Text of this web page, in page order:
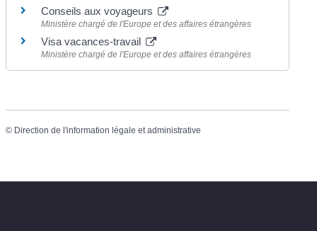
Conseils aux voyageurs
Ministère chargé de l'Europe et des affaires étrangères
Visa vacances-travail
Ministère chargé de l'Europe et des affaires étrangères
© Direction de l'information légale et administrative